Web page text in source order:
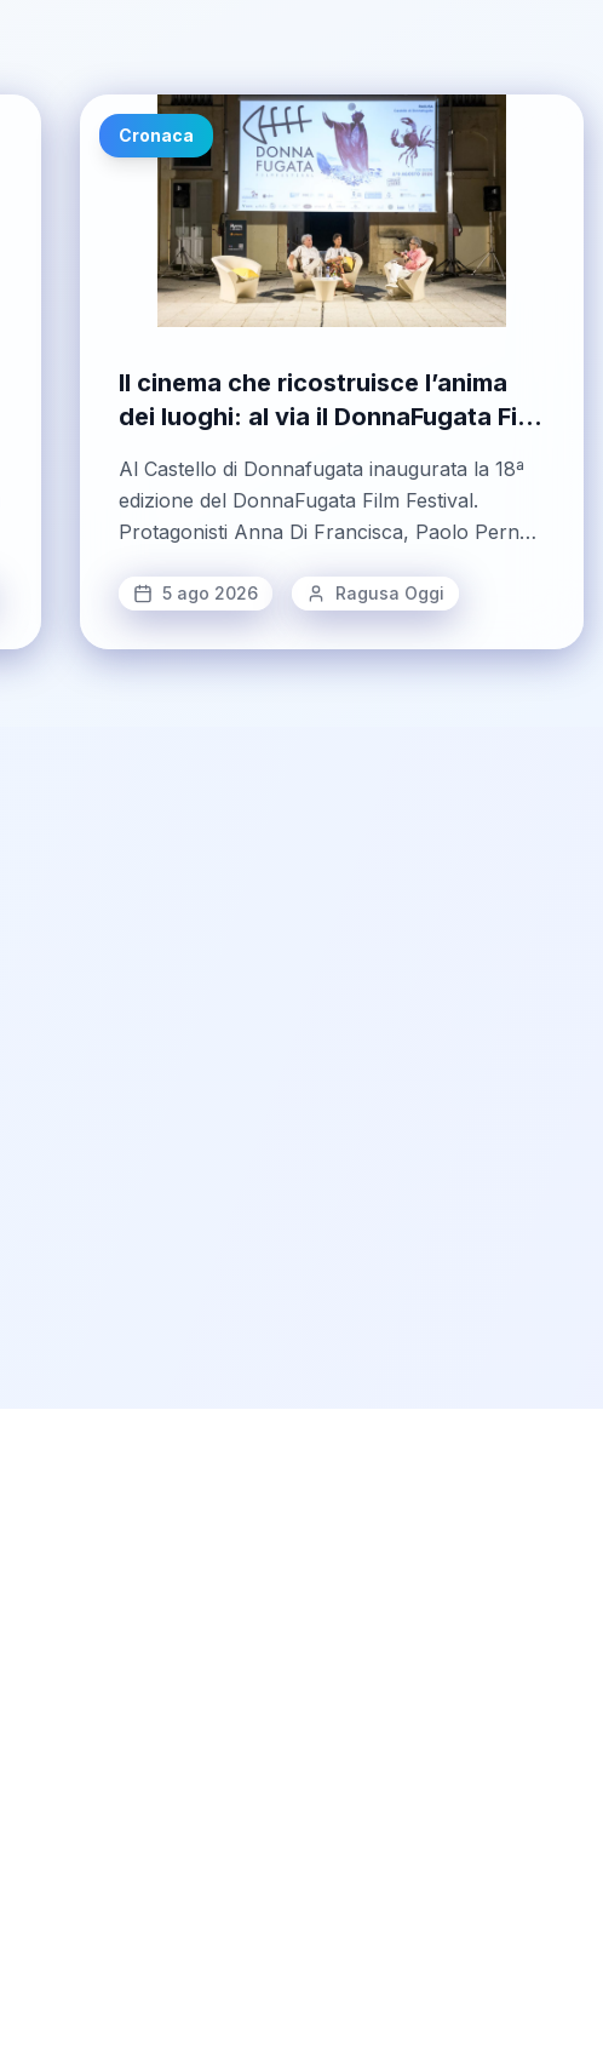
Cronaca
Il cinema che ricostruisce l’anima
dei luoghi: al via il DonnaFugata Film
Al Castello di Donnafugata inaugurata la 18ª
edizione del DonnaFugata Film Festival.
Protagonisti Anna Di Francisca, Paolo Perna,
5 ago 2026 Ragusa Oggi